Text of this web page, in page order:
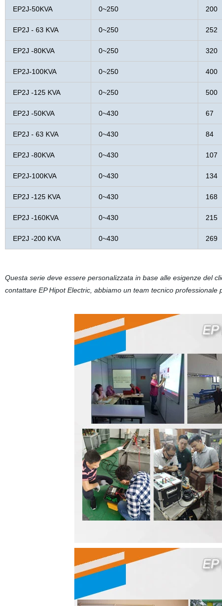
EP2J-50KVA 0~250 200
EP2J - 63 KVA 0~250 252
EP2J -80KVA 0~250 320
EP2J-100KVA 0~250 400
EP2J -125 KVA 0~250 500
EP2J -50KVA 0~430 67
EP2J - 63 KVA 0~430 84
EP2J -80KVA 0~430 107
EP2J-100KVA 0~430 134
EP2J -125 KVA 0~430 168
EP2J -160KVA 0~430 215
EP2J -200 KVA 0~430 269
Questa serie deve essere personalizzata in base alle esigenze del
contattare EP Hipot Electric, abbiamo un team tecnico